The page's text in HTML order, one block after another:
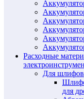
Расходные
Для
для